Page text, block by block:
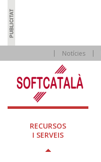
Notícies
RECURSOS
I SERVEIS